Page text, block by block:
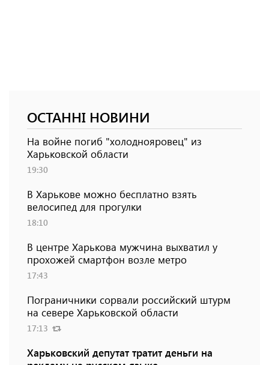
ОСТАННІ НОВИНИ
На войне погиб "холоднояровец" из
Харьковской области
19:30
В Харькове можно бесплатно взять
велосипед для прогулки
18:10
В центре Харькова мужчина выхватил у
прохожей смартфон возле метро
17:43
Пограничники сорвали российский штурм
на севере Харьковской области
17:13
Харьковский депутат тратит деньги на